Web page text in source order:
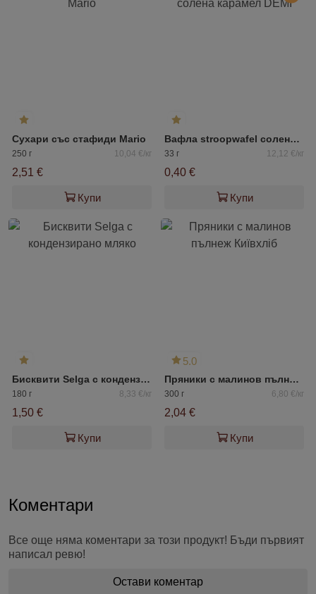
Сухари със стафиди Mario
250 г 10,04 €/кг
2,51 €
Купи
Вафла stroopwafel солена карамел DEMI
33 г 12,12 €/кг
0,40 €
Купи
Бисквити Selga с кондензирано мляко
180 г 8,33 €/кг
1,50 €
Купи
5.0
Пряники с малинов пълнеж Київхліб
300 г 6,80 €/кг
2,04 €
Купи
Коментари
Все още няма коментари за този продукт! Бъди първият
написал ревю!
Остави коментар